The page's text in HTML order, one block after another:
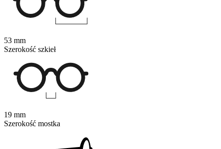
53 mm
Szerokość szkieł
19 mm
Szerokość mostka